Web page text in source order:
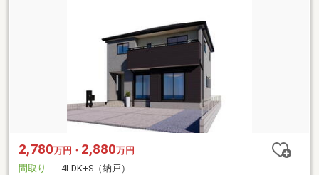
2,780万円・ 2,880万円
間取り
4LDK+S（納戸）